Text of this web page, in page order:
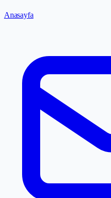
Anasayfa